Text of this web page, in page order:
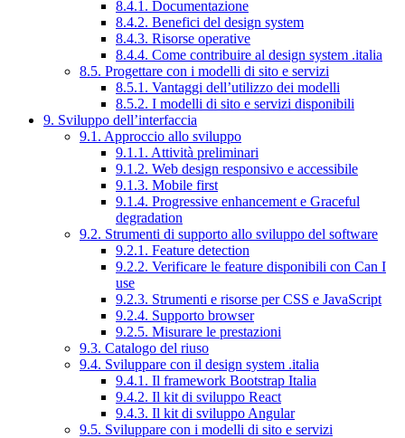
8.4.1. Documentazione
8.4.2. Benefici del design system
8.4.3. Risorse operative
8.4.4. Come contribuire al design system .italia
8.5. Progettare con i modelli di sito e servizi
8.5.1. Vantaggi dell’utilizzo dei modelli
8.5.2. I modelli di sito e servizi disponibili
9. Sviluppo dell’interfaccia
9.1. Approccio allo sviluppo
9.1.1. Attività preliminari
9.1.2. Web design responsivo e accessibile
9.1.3. Mobile first
9.1.4. Progressive enhancement e Graceful
degradation
9.2. Strumenti di supporto allo sviluppo del software
9.2.1. Feature detection
9.2.2. Verificare le feature disponibili con Can I
use
9.2.3. Strumenti e risorse per CSS e JavaScript
9.2.4. Supporto browser
9.2.5. Misurare le prestazioni
9.3. Catalogo del riuso
9.4. Sviluppare con il design system .italia
9.4.1. Il framework Bootstrap Italia
9.4.2. Il kit di sviluppo React
9.4.3. Il kit di sviluppo Angular
9.5. Sviluppare con i modelli di sito e servizi